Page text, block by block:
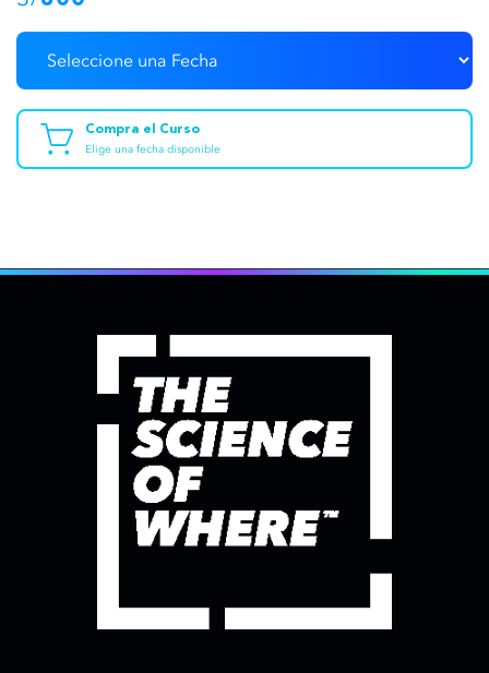
Compra el Curso
Elige una fecha disponible